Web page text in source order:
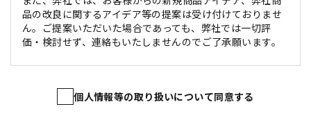
品の改良に関するアイデア等の提案は受け付けておりませ
ん。ご提案いただいた場合であっても、弊社では一切評
価・検討せず、連絡もいたしませんのでご了承願います。
個人情報等の取り扱いについて同意する